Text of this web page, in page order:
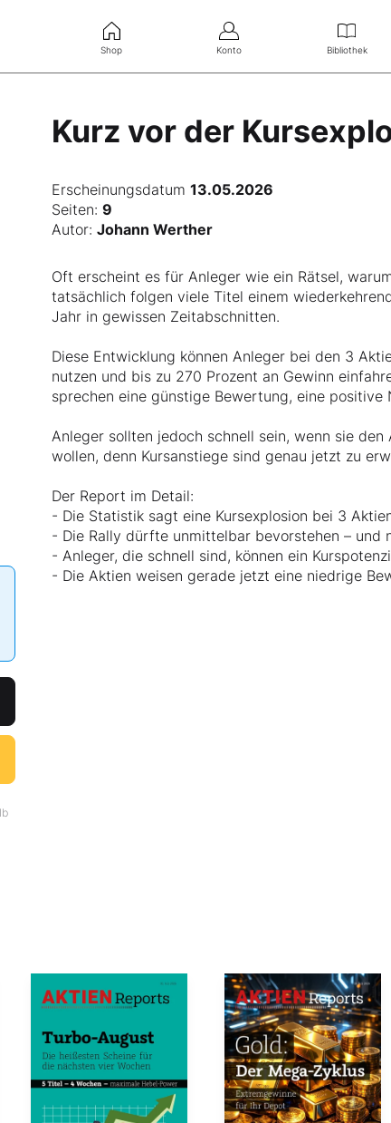
Shop Konto Bibliothek
Kurz vor der
Erscheinungsdatum13.05.2026
Seiten:9
Autor:Johann Werther
Oft erscheint es für Anleger wie ein Rätsel,
tatsächlich folgen viele Titel einem
Jahr in gewissen Zeitabschnitten.
Diese Entwicklung können Anleger bei den 3
nutzen und bis zu 270 Prozent an Gewinn
sprechen eine günstige Bewertung, eine
Anleger sollten jedoch schnell sein, wenn sie
wollen, denn Kursanstiege sind genau jetzt zu
Der Report im Detail:
- Die Statistik sagt eine Kursexplosion bei 3
- Die Rally dürfte unmittelbar bevorstehen – und
- Anleger, die schnell sind, können ein
- Die Aktien weisen gerade jetzt eine niedrige